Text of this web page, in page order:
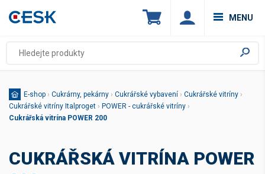
MENU
E-shop › Cukrárny, pekárny › Cukrářské vybavení › Cukrářské vitríny ›
Cukrářské vitríny Italproget › POWER - cukrářské vitríny ›
Cukrářská vitrína POWER 200
CUKRÁŘSKÁ VITRÍNA POWER